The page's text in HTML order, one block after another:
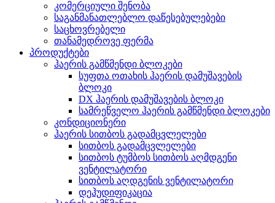
კომერციული შენობა
საგანმანათლებლო დაწესებულებები
საცხოვრებელი
თანამედროვე ფერმა
პროდუქტები
ჰაერის გამწმენდი ბლოკები
სუფთა ოთახის ჰაერის დამუშავების
ბლოკი
DX ჰაერის დამუშავების ბლოკი
სამრეწველო ჰაერის გამწმენდი ბლოკები
კონდიციონერი
ჰაერის სითბოს გადამცვლელები
სითბოს გადამცვლელები
სითბოს ტუმბოს სითბოს აღმდგენი
ვენტილატორი
სითბოს აღდგენის ვენტილატორი
დეჰუდიფიკაცია